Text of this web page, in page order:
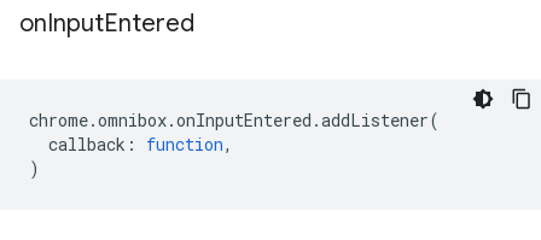
onInputEntered
chrome.omnibox.onInputEntered .addListener(
callback : function,
)